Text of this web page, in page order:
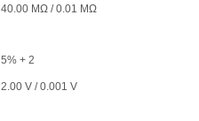
40.00 MΩ / 0.01 MΩ
5% + 2
2.00 V / 0.001 V